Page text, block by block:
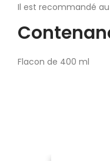
Il est recommandé
Flacon de 400 ml